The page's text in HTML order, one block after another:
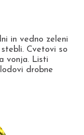
in vedno zeleni
Cvetovi so
vonja. Listi
drobne